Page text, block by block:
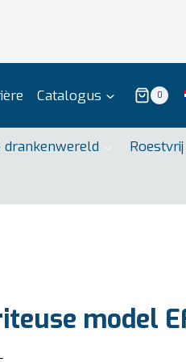
Catalogus 0
model